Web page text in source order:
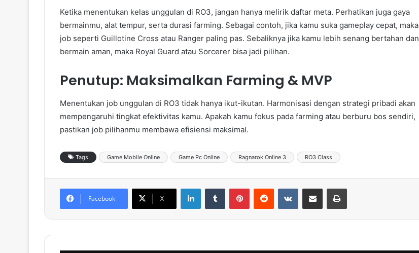
Ketika menentukan kelas unggulan di RO3, jangan hanya melirik daftar meta. Perhatikan juga gaya
bermainmu, alat tempur, serta durasi farming. Sebagai contoh, jika kamu suka gameplay cepat, maka
job seperti Guillotine Cross atau Ranger paling pas. Sebaliknya jika kamu lebih senang bertahan dan
bermain aman, maka Royal Guard atau Sorcerer bisa jadi pilihan.
Penutup: Maksimalkan Farming & MVP
Menentukan job unggulan di RO3 tidak hanya ikut-ikutan. Harmonisasi dengan strategi pribadi akan
mempengaruhi tingkat efektivitas kamu. Apakah kamu fokus pada farming atau berburu bos sendiri,
pastikan job pilihanmu membawa efisiensi maksimal.
Tags Game Mobile Online Game Pc Online Ragnarok Online 3 RO3 Class
Facebook X